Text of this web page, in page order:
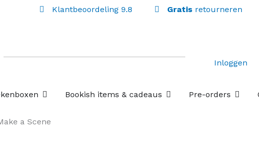
Klantbeoordeling 9.8 Gratis retourneren
Inloggen
Open Losse boekenboxen
Bookish items & cadeaus Open Bookish items &
Pre-orders Open
a Scene